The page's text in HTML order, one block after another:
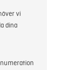
vi
dina